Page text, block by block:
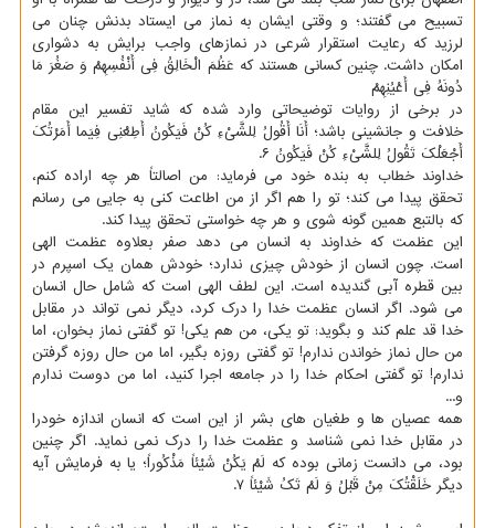
تسبیح می گفتند؛ و وقتی ایشان به نماز می ایستاد بدنش چنان می
لرزید که رعایت استقرار شرعی در نمازهای واجب برایش به دشواری
امکان داشت. چنین کسانی هستند که عَظُمَ الْخَالِقُ فِی أَنْفُسِهِمْ وَ صَغُرَ مَا
دُونَهُ فِی أَعْیُنِهِمْ
در برخی از روایات توضیحاتی وارد شده که شاید تفسیر این مقام
خلافت و جانشینی باشد؛ أَنَا أَقُولُ لِلشَّیْءِ کُنْ فَیَکُونُ أَطِعْنِی فِیَما أَمَرْتُکَ
أَجْعَلْکَ تَقُولُ لِلشَّیْءِ کُنْ فَیَکُونُ ۶.
خداوند خطاب به بنده خود می فرماید: من اصالتاً هر چه اراده کنم،
تحقق پیدا می کند؛ تو را هم اگر از من اطاعت کنی به جایی می رسانم
که بالتبع همین گونه شوی و هر چه خواستی تحقق پیدا کند.
این عظمت که خداوند به انسان می دهد صفر بعلاوه عظمت الهی
است. چون انسان از خودش چیزی ندارد؛ خودش همان یک اسپرم در
بین قطره آبی گندیده است. این لطف الهی است که شامل حال انسان
می شود. اگر انسان عظمت خدا را درک کرد، دیگر نمی تواند در مقابل
خدا قد علم کند و بگوید: تو یکی، من هم یکی! تو گفتی نماز بخوان، اما
من حال نماز خواندن ندارم! تو گفتی روزه بگیر، اما من حال روزه گرفتن
ندارم! تو گفتی احکام خدا را در جامعه اجرا کنید، اما من دوست ندارم
و...
همه عصیان ها و طغیان های بشر از این است که انسان اندازه خودرا
در مقابل خدا نمی شناسد و عظمت خدا را درک نمی نماید. اگر چنین
بود، می دانست زمانی بوده که لَمْ یَکُنْ شَیْئاً مَذْکُوراً؛ یا به فرمایش آیه
دیگر خَلَقْتُکَ مِنْ قَبْلُ وَ لَمْ تَکُ شَیْئاً ۷.